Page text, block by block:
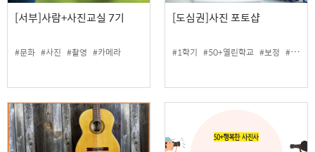
[서부]사람+사진교실 7기
#문화 #사진 #촬영 #카메라
[도심권]사진 포토샵
#1학기 #50+열린학교 #보정 #사진